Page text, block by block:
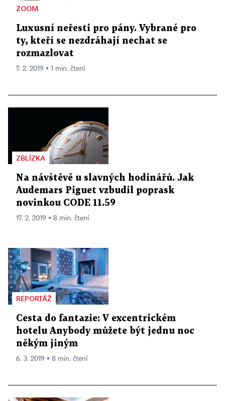
ZOOM
Luxusní neřesti pro pány. Vybrané pro
ty, kteří se nezdráhají nechat se
rozmazlovat
7. 2. 2019 ▪ 1 min. čtení
ZBLÍZKA
Na návštěvě u slavných hodinářů. Jak
Audemars Piguet vzbudil poprask
novinkou CODE 11.59
17. 2. 2019 ▪ 8 min. čtení
REPORTÁŽ
Cesta do fantazie: V excentrickém
hotelu Anybody můžete být jednu noc
někým jiným
6. 3. 2019 ▪ 8 min. čtení